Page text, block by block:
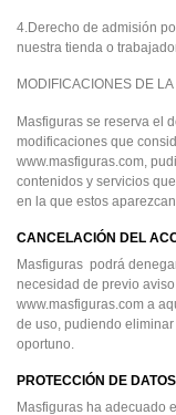
4.Derecho de admisión
nuestra tienda o
MODIFICACIONES DE
Masfiguras se reserva el
modificaciones que
www.masfiguras.com,
contenidos y servicios
en la que estos
CANCELACIÓN DEL
Masfiguras podrá
necesidad de previo
www.masfiguras.com a
de uso, pudiendo
oportuno.
PROTECCIÓN DE DATOS
Masfiguras ha adecuado